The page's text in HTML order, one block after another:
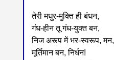
तेरी मधुर-मुक्ति ही बंधन,
गंध-हीन तू गंध-युक्त बन,
निज अरूप में भर-स्वरूप, मन,
मूर्तिमान बन, निर्धन!